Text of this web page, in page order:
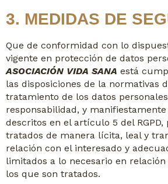
3. MEDIDAS DE
Que de conformidad con lo
vigente en protección de datos
ASOCIACIÓN VIDA SANA está
las disposiciones de la normativas
tratamiento de los datos
responsabilidad, y
descritos en el artículo 5 del
tratados de manera lícita, leal y
relación con el interesado y
limitados a lo necesario en
los que son tratados.